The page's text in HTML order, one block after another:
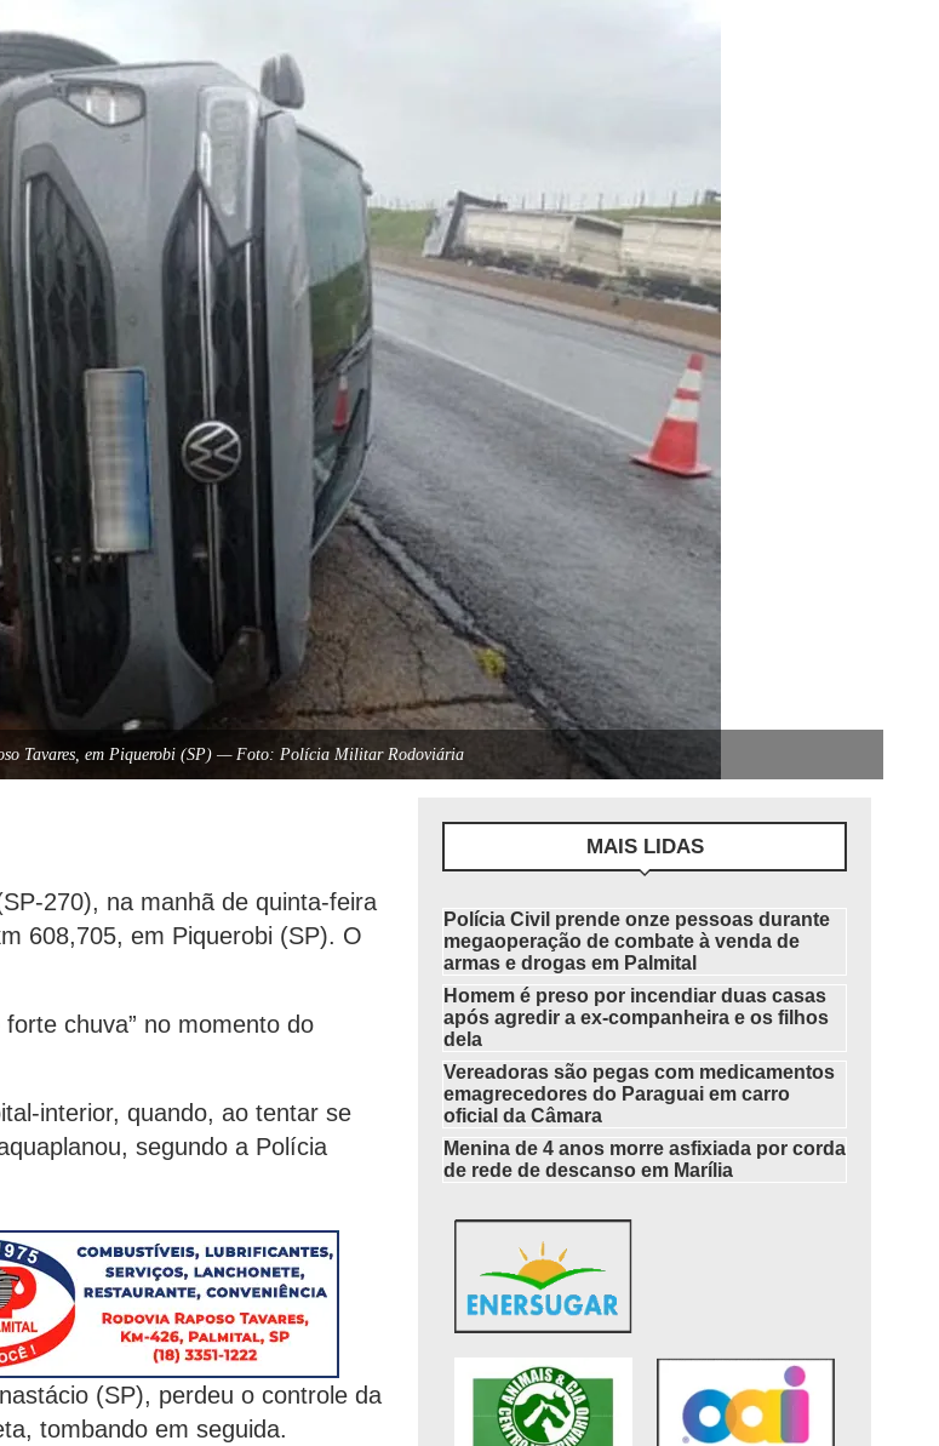
Tavares, em Piquerobi (SP) — Foto: Polícia Militar Rodoviária
270), na manhã de quinta-feira
608,705, em Piquerobi (SP). O
chuva” no momento do
interior, quando, ao tentar se
segundo a Polícia
(SP), perdeu o controle da
tombando em seguida.
MAIS LIDAS
Polícia Civil prende onze pessoas durante
megaoperação de combate à venda de
armas e drogas em Palmital
Homem é preso por incendiar duas casas
após agredir a ex-companheira e os filhos
dela
Vereadoras são pegas com medicamentos
emagrecedores do Paraguai em carro
oficial da Câmara
Menina de 4 anos morre asfixiada por corda
de rede de descanso em Marília